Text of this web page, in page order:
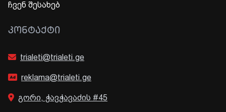
ჩვენ შესახებ
ᲙᲝᲜᲢᲐᲥᲢᲘ
trialeti@trialeti.ge
reklama@trialeti.ge
გორი, ჭავჭავაძის #45